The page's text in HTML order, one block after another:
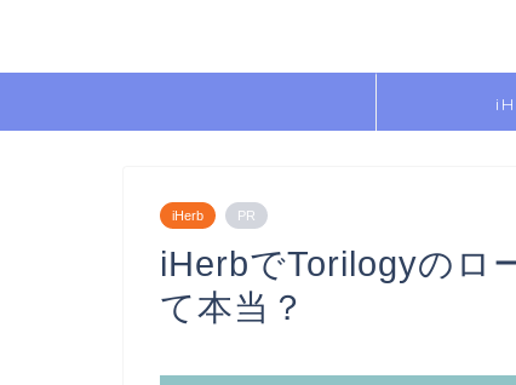
iHerb PR
iHerbでTorilogyのロ
て本当？